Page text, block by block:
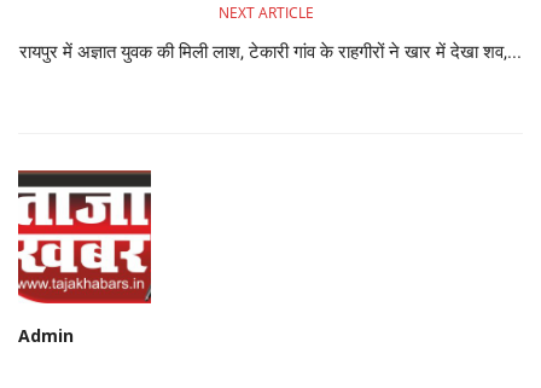
NEXT ARTICLE
रायपुर में अज्ञात युवक की मिली लाश, टेकारी गांव के राहगीरों ने खार में देखा शव,...
Admin